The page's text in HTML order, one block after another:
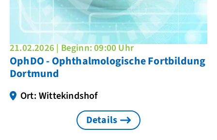
21.02.2026 | Beginn: 09:00 Uhr
OphDO - Ophthalmologische Fortbildung
Dortmund
Ort: Wittekindshof
Details